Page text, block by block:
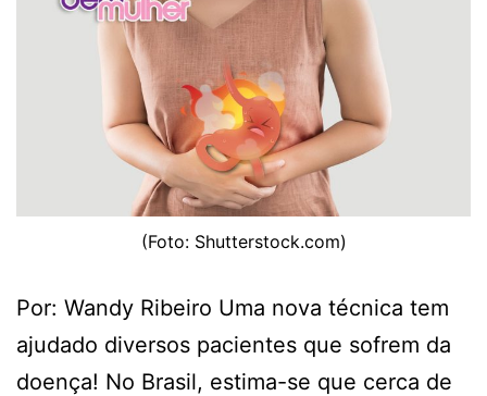
(Foto: Shutterstock.com)
Por: Wandy Ribeiro Uma nova técnica tem
ajudado diversos pacientes que sofrem da
doença! No Brasil, estima-se que cerca de